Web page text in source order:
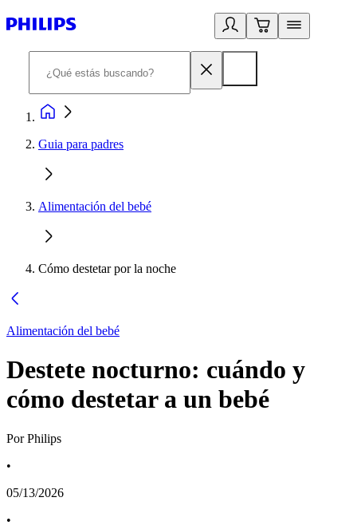
Guia para padres
Alimentación del bebé
Cómo destetar por la noche
Alimentación del bebé
Destete nocturno: cuándo y
cómo destetar a un bebé
Por Philips
•
05/13/2026
•